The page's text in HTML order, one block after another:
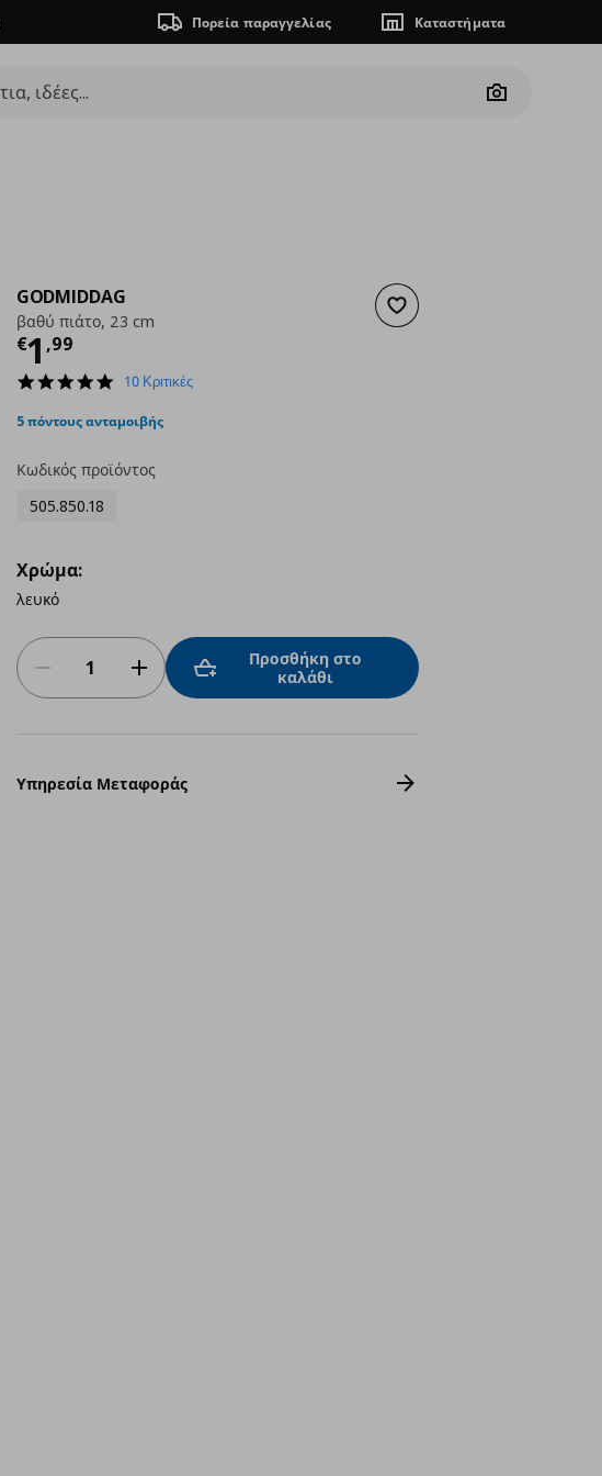
Πορεία παραγγελίας Καταστήματα
Camera
Προσθήκη στα αγαπημένα
GODMIDDAG
βαθύ πιάτο, 23 cm
€1 ,99
Τρέχουσα τιμή
5.0
rating
10 Κριτικές
5 πόντους ανταμοιβής
Κωδικός προϊόντος
505.850.18
Χρώμα:
λευκό
Προσθήκη στο
καλάθι
Υπηρεσία Μεταφοράς